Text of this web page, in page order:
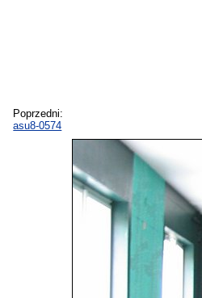
Poprzedni:
asu8-0574